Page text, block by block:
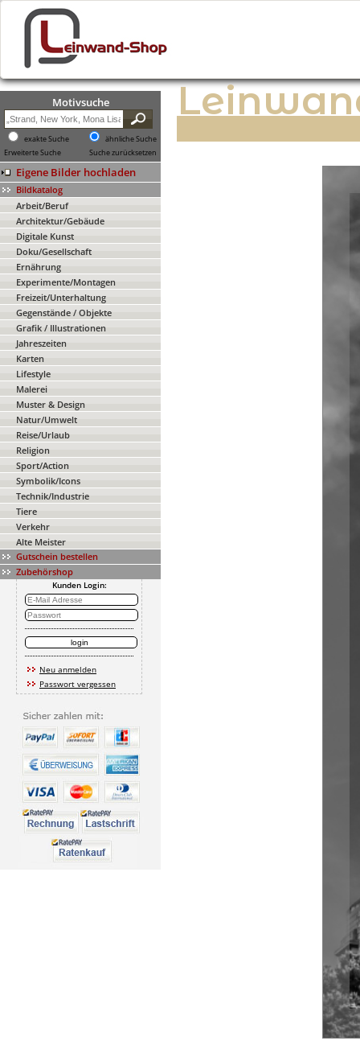
Motivsuche
exakte Suche
ähnliche Suche
Erweiterte Suche
Suche zurücksetzen
Eigene Bilder hochladen
Bildkatalog
Arbeit/Beruf
Architektur/Gebäude
Digitale Kunst
Doku/Gesellschaft
Ernährung
Experimente/Montagen
Freizeit/Unterhaltung
Gegenstände / Objekte
Grafik / Illustrationen
Jahreszeiten
Karten
Lifestyle
Malerei
Muster & Design
Natur/Umwelt
Reise/Urlaub
Religion
Sport/Action
Symbolik/Icons
Technik/Industrie
Tiere
Verkehr
Alte Meister
Gutschein bestellen
Zubehörshop
Kunden Login:
Neu anmelden
Passwort vergessen